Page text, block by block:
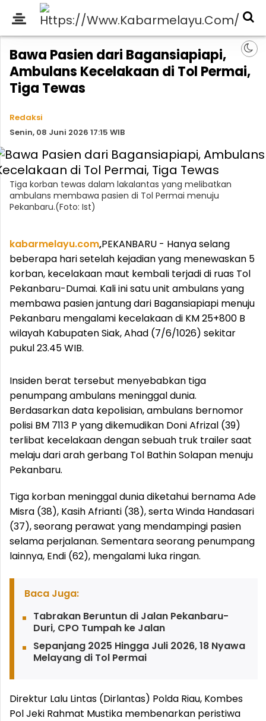
Bawa Pasien dari Bagansiapiapi,
Ambulans Kecelakaan di Tol Permai,
Tiga Tewas
Redaksi
Senin, 08 Juni 2026 17:15 WIB
Tiga korban tewas dalam lakalantas yang melibatkan
ambulans membawa pasien di Tol Permai menuju
Pekanbaru.(Foto: Ist)
kabarmelayu.com,PEKANBARU - Hanya selang
beberapa hari setelah kejadian yang menewaskan 5
korban, kecelakaan maut kembali terjadi di ruas Tol
Pekanbaru-Dumai. Kali ini satu unit ambulans yang
membawa pasien jantung dari Bagansiapiapi menuju
Pekanbaru mengalami kecelakaan di KM 25+800 B
wilayah Kabupaten Siak, Ahad (7/6/1026) sekitar
pukul 23.45 WIB.
Insiden berat tersebut menyebabkan tiga
penumpang ambulans meninggal dunia.
Berdasarkan data kepolisian, ambulans bernomor
polisi BM 7113 P yang dikemudikan Doni Afrizal (39)
terlibat kecelakaan dengan sebuah truk trailer saat
melaju dari arah gerbang Tol Bathin Solapan menuju
Pekanbaru.
Tiga korban meninggal dunia diketahui bernama Ade
Misra (38), Kasih Afrianti (38), serta Winda Handasari
(37), seorang perawat yang mendampingi pasien
selama perjalanan. Sementara seorang penumpang
lainnya, Endi (62), mengalami luka ringan.
Baca Juga:
Tabrakan Beruntun di Jalan Pekanbaru-
Duri, CPO Tumpah ke Jalan
Sepanjang 2025 Hingga Juli 2026, 18 Nyawa
Melayang di Tol Permai
Direktur Lalu Lintas (Dirlantas) Polda Riau, Kombes
Pol Jeki Rahmat Mustika membenarkan peristiwa